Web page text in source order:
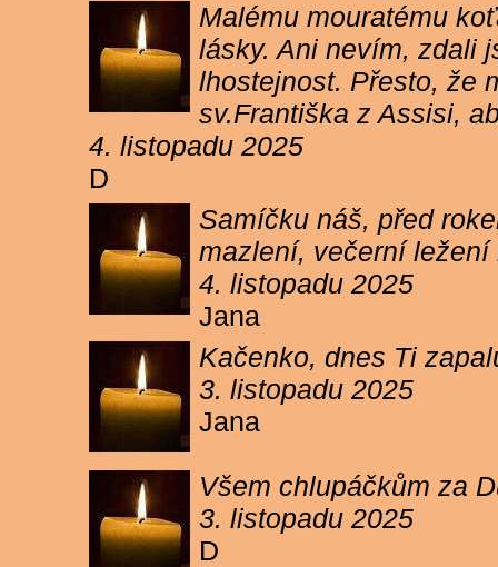
Malému mouratému
lásky. Ani nevím, zdali
lhostejnost. Přesto, že
sv.Františka z Assisi,
4. listopadu 2025
D
Samíčku náš, před
mazlení, večerní
4. listopadu 2025
Jana
Kačenko, dnes Ti
3. listopadu 2025
Jana
Všem chlupáčkům za
3. listopadu 2025
D